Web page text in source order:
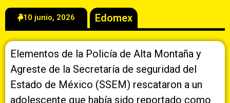
10 junio, 2026 Edomex
Elementos de la Policía de Alta Montaña y
Agreste de la Secretaría de seguridad del
Estado de México (SSEM) rescataron a un
adolescente que había sido reportado como